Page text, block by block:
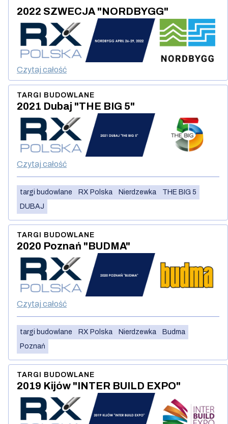
2022 SZWECJA "NORDBYGG"
Czytaj całość
TARGI BUDOWLANE
2021 Dubaj "THE BIG 5"
Czytaj całość
targi budowlane RX Polska Nierdzewka
THE BIG 5
DUBAJ
TARGI BUDOWLANE
2020 Poznań "BUDMA"
Czytaj całość
targi budowlane RX Polska Nierdzewka
Budma
Poznań
TARGI BUDOWLANE
2019 Kijów "INTER BUILD EXPO"